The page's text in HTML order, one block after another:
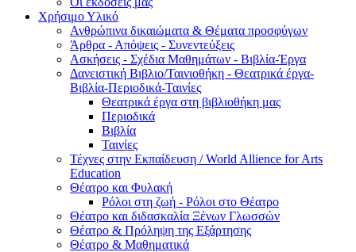
Χρήσιμο Υλικό
Ανθρώπινα δικαιώματα & Θέματα προσφύγων
Άρθρα - Απόψεις - Συνεντεύξεις
Ασκήσεις - Σχέδια Μαθημάτων - Βιβλία-Έργα
Δανειστική Βιβλιο/Ταινιοθήκη - Θεατρικά έργα-
Βιβλία-Περιοδικά-Ταινίες
Θεατρικά έργα στη βιβλιοθήκη μας
Περιοδικά
Βιβλία
Ταινίες
Τέχνες στην Εκπαίδευση / World Allience for Arts
Education
Θέατρο και Φυλακή
Ρόλοι στη ζωή - Ρόλοι στο Θέατρο
Θέατρο και διδασκαλία Ξένων Γλωσσών
Θέατρο & Πρόληψη της Εξάρτησης
Θέατρο & Μαθηματικά